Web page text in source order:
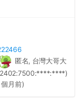
匿名, 台灣大哥大
月前)